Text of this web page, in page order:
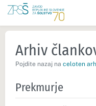
Arhiv
Pojdite nazaj na celoten
Prekmurje